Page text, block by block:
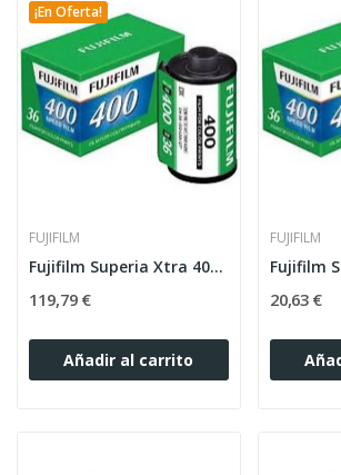
¡En Oferta!
FUJIFILM
Fujifilm Superia Xtra 400/36 (Paquete 10 unidades)
119,79 €
Añadir al carrito
FUJIFILM
20,63 €